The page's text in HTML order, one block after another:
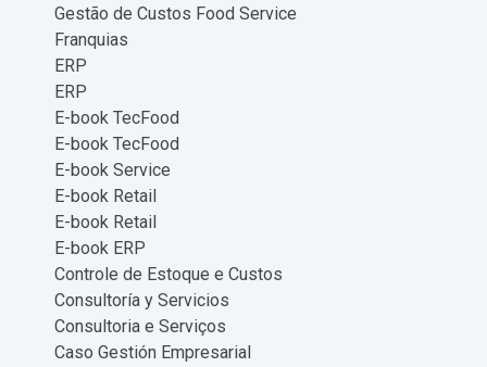
Gestão de Custos Food Service
Franquias
ERP
ERP
E-book TecFood
E-book TecFood
E-book Service
E-book Retail
E-book Retail
E-book ERP
Controle de Estoque e Custos
Consultoría y Servicios
Consultoria e Serviços
Caso Gestión Empresarial